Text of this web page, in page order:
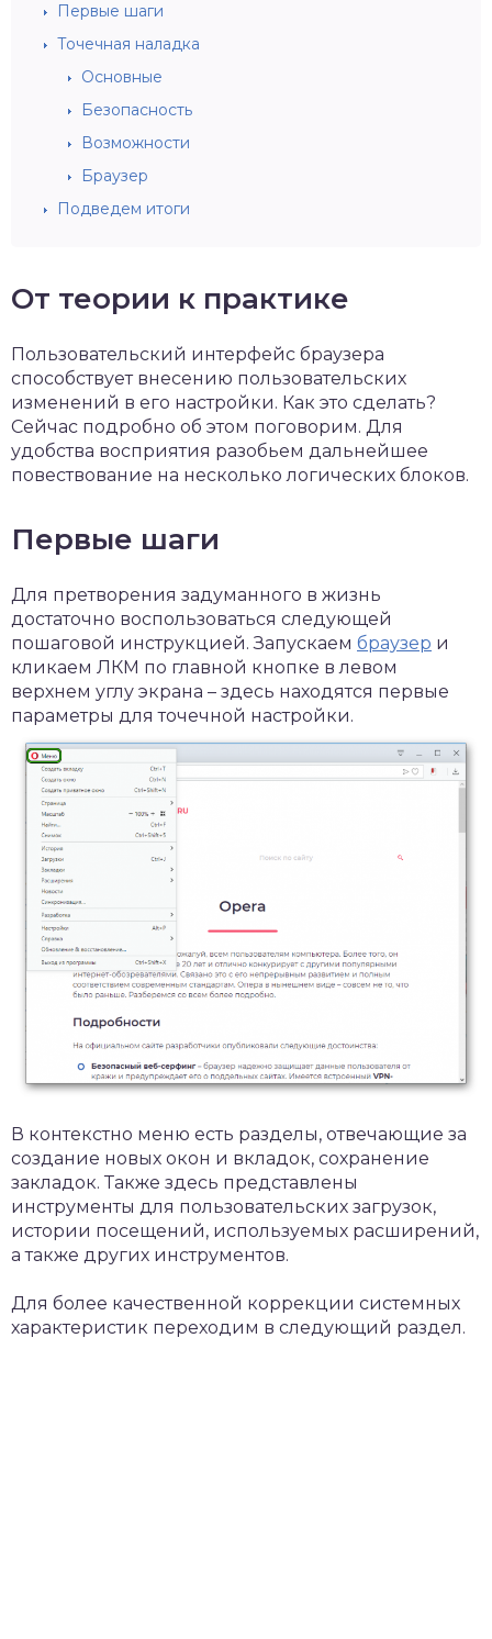
Первые шаги
Точечная наладка
Основные
Безопасность
Возможности
Браузер
Подведем итоги
От теории к практике
Пользовательский интерфейс браузера
способствует внесению пользовательских
изменений в его настройки. Как это сделать?
Сейчас подробно об этом поговорим. Для
удобства восприятия разобьем дальнейшее
повествование на несколько логических блоков.
Первые шаги
Для претворения задуманного в жизнь
достаточно воспользоваться следующей
пошаговой инструкцией. Запускаем браузер и
кликаем ЛКМ по главной кнопке в левом
верхнем углу экрана – здесь находятся первые
параметры для точечной настройки.
В контекстно меню есть разделы, отвечающие за
создание новых окон и вкладок, сохранение
закладок. Также здесь представлены
инструменты для пользовательских загрузок,
истории посещений, используемых расширений,
а также других инструментов.
Для более качественной коррекции системных
характеристик переходим в следующий раздел.